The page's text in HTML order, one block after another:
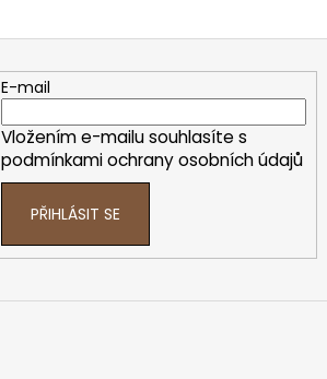
E-mail
Vložením e-mailu souhlasíte s
podmínkami ochrany osobních údajů
PŘIHLÁSIT SE